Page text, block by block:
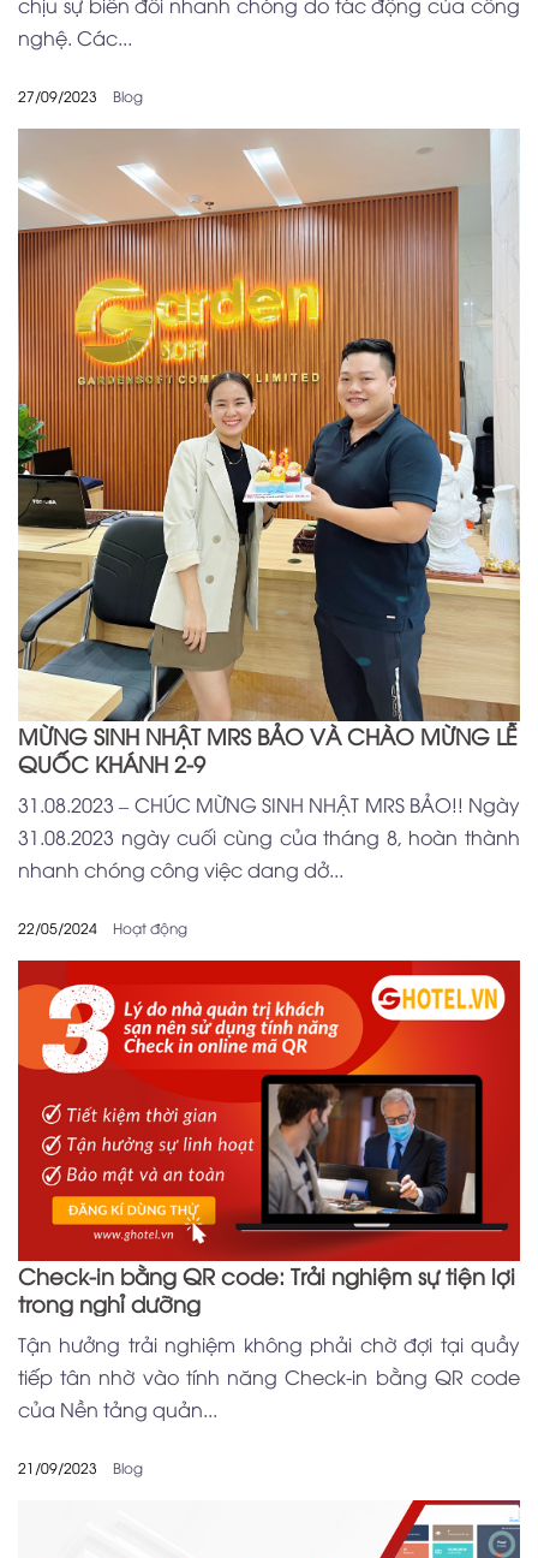
nghệ. Các...
27/09/2023 Blog
MỪNG SINH NHẬT MRS BẢO VÀ CHÀO MỪNG LỄ
QUỐC KHÁNH 2-9
31.08.2023 – CHÚC MỪNG SINH NHẬT MRS BẢO!! Ngày
31.08.2023 ngày cuối cùng của tháng 8, hoàn thành
nhanh chóng công việc dang dở...
22/05/2024 Hoạt động
Check-in bằng QR code: Trải nghiệm sự tiện lợi
trong nghỉ dưỡng
Tận hưởng trải nghiệm không phải chờ đợi tại quầy
tiếp tân nhờ vào tính năng Check-in bằng QR code
của Nền tảng quản...
21/09/2023 Blog